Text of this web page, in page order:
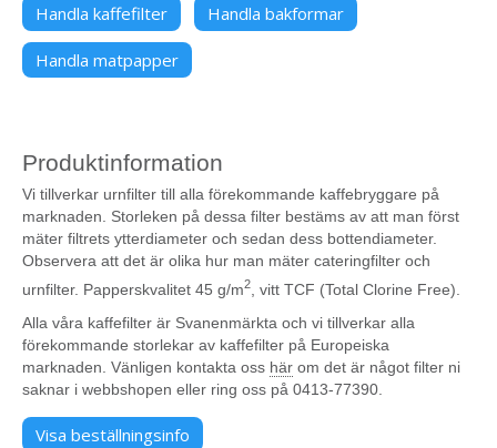
Handla kaffefilter Handla bakformar
Handla matpapper
Produktinformation
Vi tillverkar urnfilter till alla förekommande kaffebryggare på
marknaden. Storleken på dessa filter bestäms av att man först
mäter filtrets ytterdiameter och sedan dess bottendiameter.
Observera att det är olika hur man mäter cateringfilter och
urnfilter. Papperskvalitet 45 g/m2, vitt TCF (Total Clorine Free).
Alla våra kaffefilter är Svanenmärkta och vi tillverkar alla
förekommande storlekar av kaffefilter på Europeiska
marknaden. Vänligen kontakta oss här om det är något filter ni
saknar i webbshopen eller ring oss på 0413-77390.
Visa beställningsinfo